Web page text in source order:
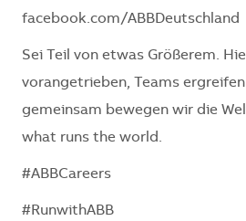
facebook.com/ABBDeutschland
Sei Teil von etwas Größerem.
vorangetrieben, Teams
gemeinsam bewegen wir die
what runs the world.
#ABBCareers
#RunwithABB